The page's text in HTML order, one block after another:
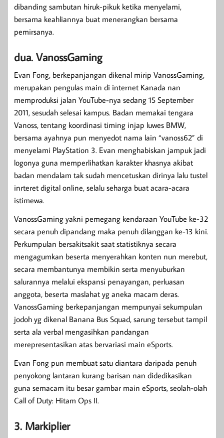
dibanding sambutan hiruk-pikuk ketika menyelami,
bersama keahliannya buat menerangkan bersama
pemirsanya.
dua. VanossGaming
Evan Fong, berkepanjangan dikenal mirip VanossGaming,
merupakan pengulas main di internet Kanada nan
memproduksi jalan YouTube-nya sedang 15 September
2011, sesudah selesai kampus. Badan memakai tengara
Vanoss, tentang koordinasi timing injap luwes BMW,
bersama ayahnya pun menyedot nama lain “vanoss62” di
menyelami PlayStation 3. Evan menghabiskan jampuk jadi
logonya guna memperlihatkan karakter khasnya akibat
badan mendalam tak sudah mencetuskan dirinya lalu tustel
inrteret digital online, selalu seharga buat acara-acara
istimewa.
VanossGaming yakni pemegang kendaraan YouTube ke-32
secara penuh dipandang maka penuh dilanggan ke-13 kini.
Perkumpulan bersakitsakit saat statistiknya secara
mengagumkan beserta menyerahkan konten nun merebut,
secara membantunya membikin serta menyuburkan
salurannya melalui ekspansi penayangan, perluasan
anggota, beserta maslahat yg aneka macam deras.
VanossGaming berkepanjangan mempunyai sekumpulan
jodoh yg dikenal Banana Bus Squad, sarung tersebut tampil
serta ala verbal mengasihkan pandangan
merepresentasikan atas bervariasi main eSports.
Evan Fong pun membuat satu diantara daripada penuh
penyokong lantaran kurang barisan nan didedikasikan
guna semacam itu besar gambar main eSports, seolah-olah
Call of Duty: Hitam Ops II.
3. Markiplier